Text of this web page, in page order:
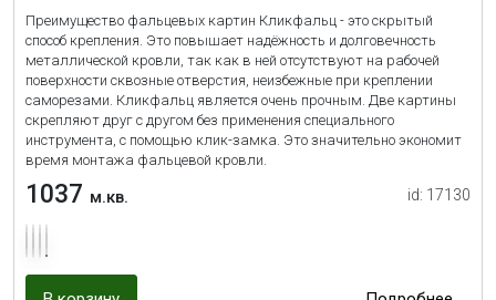
Преимущество фальцевых картин Кликфальц - это скрытый
способ крепления. Это повышает надёжность и долговечность
металлической кровли, так как в ней отсутствуют на рабочей
поверхности сквозные отверстия, неизбежные при креплении
саморезами. Кликфальц является очень прочным. Две картины
скрепляют друг с другом без применения специального
инструмента, с помощью клик-замка. Это значительно экономит
время монтажа фальцевой кровли.
1037 м.кв. id: 17130